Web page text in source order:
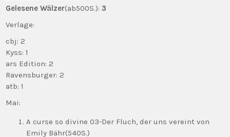
Gelesene Wälzer(ab500S.):3
Verlage:
cbj: 2
Kyss: 1
ars Edition: 2
Ravensburger: 2
atb: 1
Mai:
A curse so divine 03-Der Fluch, der uns vereint von
Emily Bähr(540S.)